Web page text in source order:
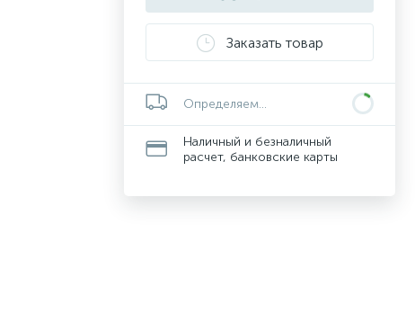
Заказать товар
Определяем...
Наличный и безналичный
расчет, банковские карты